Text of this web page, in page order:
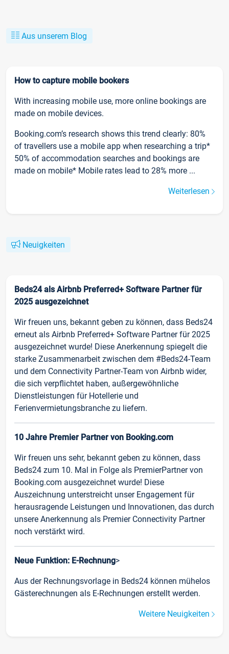
Aus unserem Blog
How to capture mobile bookers
With increasing mobile use, more online bookings are
made on mobile devices.
Booking.com’s research shows this trend clearly: 80%
of travellers use a mobile app when researching a trip*
50% of accommodation searches and bookings are
made on mobile* Mobile rates lead to 28% more ...
Weiterlesen
Neuigkeiten
Beds24 als Airbnb Preferred+ Software Partner für
2025 ausgezeichnet
Wir freuen uns, bekannt geben zu können, dass Beds24
erneut als Airbnb Preferred+ Software Partner für 2025
ausgezeichnet wurde! Diese Anerkennung spiegelt die
starke Zusammenarbeit zwischen dem #Beds24-Team
und dem Connectivity Partner-Team von Airbnb wider,
die sich verpflichtet haben, außergewöhnliche
Dienstleistungen für Hotellerie und
Ferienvermietungsbranche zu liefern.
10 Jahre Premier Partner von Booking.com
Wir freuen uns sehr, bekannt geben zu können, dass
Beds24 zum 10. Mal in Folge als PremierPartner von
Booking.com ausgezeichnet wurde! Diese
Auszeichnung unterstreicht unser Engagement für
herausragende Leistungen und Innovationen, das durch
unsere Anerkennung als Premier Connectivity Partner
noch verstärkt wird.
Neue Funktion: E-Rechnung>
Aus der Rechnungsvorlage in Beds24 können mühelos
Gästerechnungen als E-Rechnungen erstellt werden.
Weitere Neuigkeiten